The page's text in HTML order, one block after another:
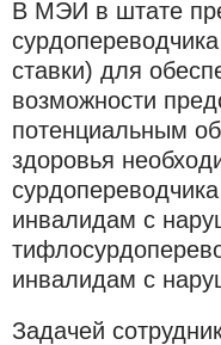
В МЭИ в штате
ставки) для
возможности
потенциальным
здоровья
инвалидам с
инвалидам с
Задачей